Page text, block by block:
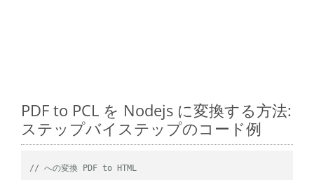
PDF to PCL を Nodejs に変換する方法:
ステップバイステップのコード例
// への変換 PDF to HTML